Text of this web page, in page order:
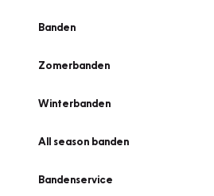
Banden
Zomerbanden
Winterbanden
All season banden
Bandenservice